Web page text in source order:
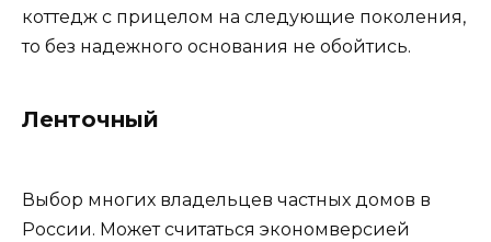
коттедж с прицелом на следующие поколения,
то без надежного основания не обойтись.
Ленточный
Выбор многих владельцев частных домов в
России. Может считаться экономверсией